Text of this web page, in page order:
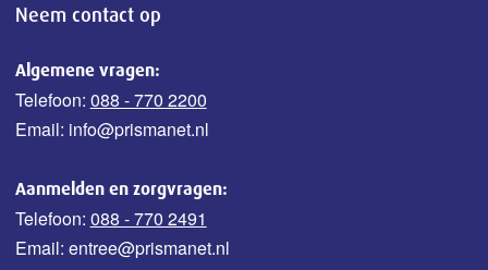
Neem contact op
Algemene vragen:
Telefoon: 088 - 770 2200
Email: info@prismanet.nl
Aanmelden en zorgvragen:
Telefoon: 088 - 770 2491
Email: entree@prismanet.nl